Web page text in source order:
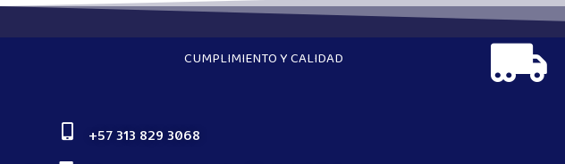
CUMPLIMIENTO Y CALIDAD
+57 313 829 3068